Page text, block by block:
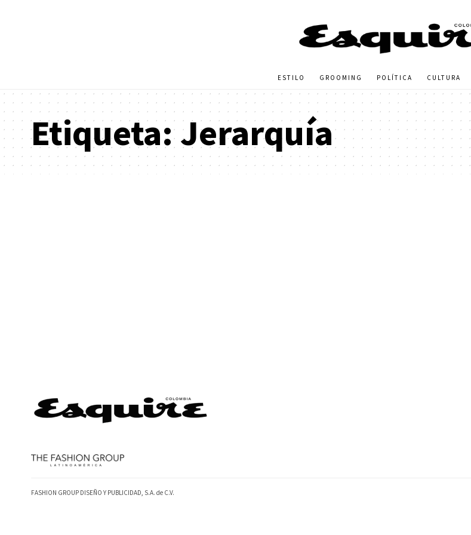
ESTILO GROOMING POLÍTICA CULTURA
Etiqueta:Jerarquía
FASHION GROUP DISEÑO Y PUBLICIDAD, S.A. de C.V.